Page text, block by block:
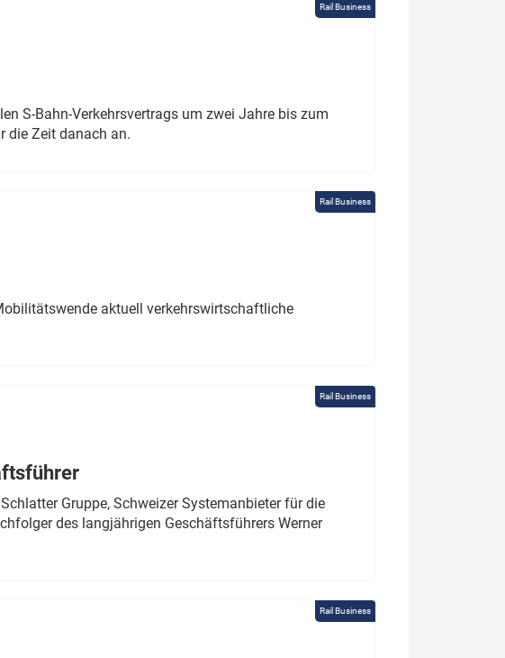
Rail Business
S-Bahn-Verkehrsvertrags um zwei Jahre bis zum
die Zeit danach an.
Rail Business
aktuell verkehrswirtschaftliche
Rail Business
Gruppe, Schweizer Systemanbieter für die
des langjährigen Geschäftsführers Werner
Rail Business